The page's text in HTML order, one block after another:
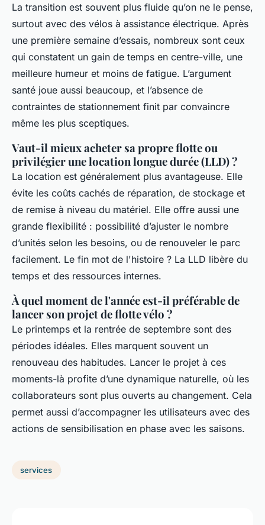
La transition est souvent plus fluide qu’on ne le pense,
surtout avec des vélos à assistance électrique. Après
une première semaine d’essais, nombreux sont ceux
qui constatent un gain de temps en centre-ville, une
meilleure humeur et moins de fatigue. L’argument
santé joue aussi beaucoup, et l’absence de
contraintes de stationnement finit par convaincre
même les plus sceptiques.
Vaut-il mieux acheter sa propre flotte ou
privilégier une location longue durée (LLD) ?
La location est généralement plus avantageuse. Elle
évite les coûts cachés de réparation, de stockage et
de remise à niveau du matériel. Elle offre aussi une
grande flexibilité : possibilité d’ajuster le nombre
d’unités selon les besoins, ou de renouveler le parc
facilement. Le fin mot de l'histoire ? La LLD libère du
temps et des ressources internes.
À quel moment de l'année est-il préférable de
lancer son projet de flotte vélo ?
Le printemps et la rentrée de septembre sont des
périodes idéales. Elles marquent souvent un
renouveau des habitudes. Lancer le projet à ces
moments-là profite d’une dynamique naturelle, où les
collaborateurs sont plus ouverts au changement. Cela
permet aussi d’accompagner les utilisateurs avec des
actions de sensibilisation en phase avec les saisons.
services